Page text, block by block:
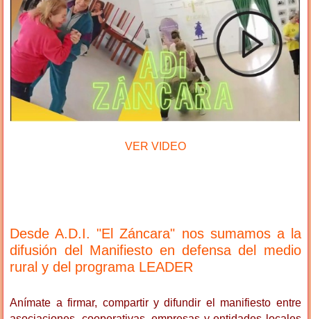
VER VIDEO
Desde A.D.I. "El Záncara" nos sumamos a la
difusión del Manifiesto en defensa del medio
rural y del programa LEADER
Anímate a firmar, compartir y difundir el manifiesto entre